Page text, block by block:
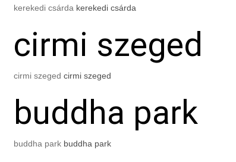
kerekedi csárda kerekedi csárda
cirmi szeged
cirmi szeged cirmi szeged
buddha park
buddha park buddha park